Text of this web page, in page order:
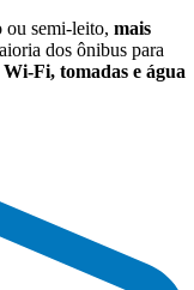
ou semi-leito, mais
dos ônibus para
Fi, tomadas e água